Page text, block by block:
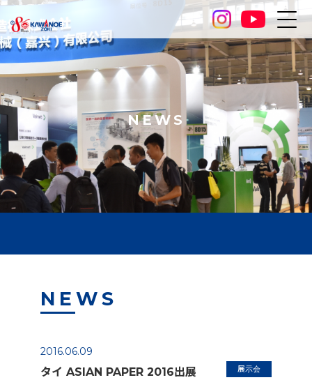
NEWS
NEWS
2016.06.09
タイ ASIAN PAPER 2016出展 展示会